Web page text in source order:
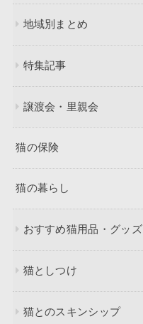
地域別まとめ
特集記事
譲渡会・里親会
猫の保険
猫の暮らし
おすすめ猫用品・グッズ
猫としつけ
猫とのスキンシップ